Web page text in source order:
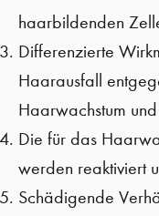
haarbildenden
Differenzierte
Haarausfall
Haarwachstum
Die für das
werden reaktiviert
Schädigende